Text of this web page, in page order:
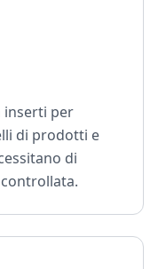
inserti per
di prodotti e
di